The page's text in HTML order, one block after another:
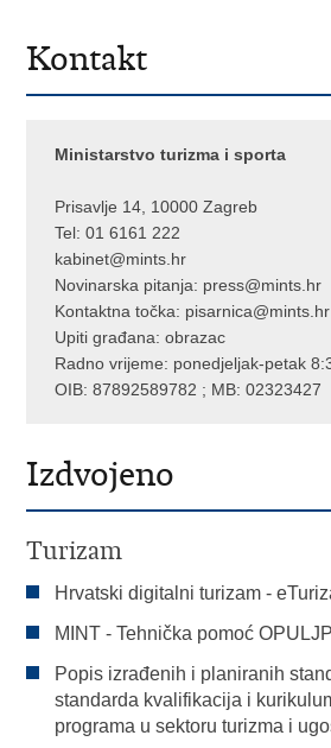
Kontakt
Ministarstvo turizma i sporta
Prisavlje 14, 10000 Zagreb
Tel: 01 6161 222
kabinet@mints.hr
Novinarska pitanja: press@mints.hr
Kontaktna točka: pisarnica@mints.hr
Upiti građana:obrazac
Radno vrijeme: ponedjeljak-petak
OIB: 87892589782 ; MB: 02323427
Izdvojeno
Turizam
Hrvatski digitalni turizam -
MINT - Tehnička pomoć OPULJP
Popis izrađenih i planiranih
standarda kvalifikacija i
programa u sektoru turizma i